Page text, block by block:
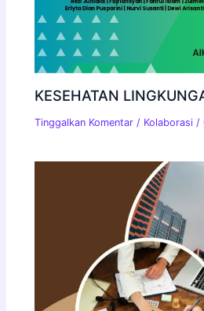
KESEHATAN
Tinggalkan Komentar / Kolaborasi /